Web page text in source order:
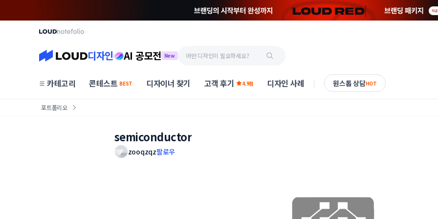
디자인 AI 공모전 New
카테고리 콘테스트 BEST 디자이너 찾기 고객 후기 4.9점 디자인 사례 원스톱 상담HOT
포트폴리오
semiconductor
zooqzqz팔로우